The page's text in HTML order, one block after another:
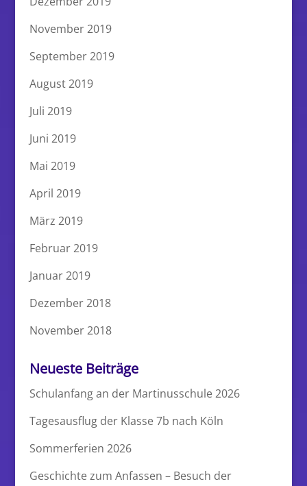
November 2019
September 2019
August 2019
Juli 2019
Juni 2019
Mai 2019
April 2019
März 2019
Februar 2019
Januar 2019
Dezember 2018
November 2018
Neueste Beiträge
Schulanfang an der Martinusschule 2026
Tagesausflug der Klasse 7b nach Köln
Sommerferien 2026
Geschichte zum Anfassen – Besuch der